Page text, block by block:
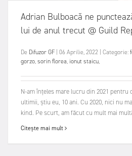
Adrian Bulboacă ne
lui de anul trecut @ Guild
De Difuzor GF 06 Aprilie, 2022 Categorie:
gorzo,sorin florea, ionut staicu,
N-am înțeles mare lucru din 2021 pentru
ultimii, știu eu, 10 ani. Cu 2020, nici nu
kind. Pe scurt, am făcut cu mult mai
Citește mai mult